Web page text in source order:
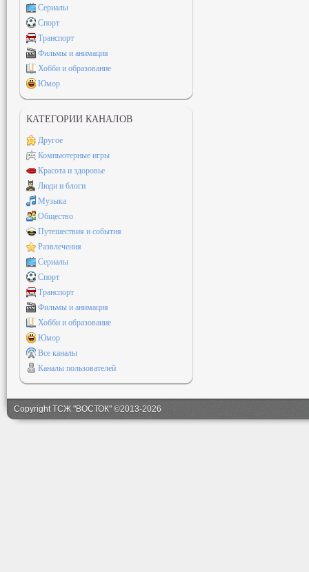
Сериалы
Спорт
Транспорт
Фильмы и анимация
Хобби и образование
Юмор
КАТЕГОРИИ КАНАЛОВ
Другое
Компьютерные игры
Красота и здоровье
Люди и блоги
Музыка
Общество
Путешествия и события
Развлечения
Сериалы
Спорт
Транспорт
Фильмы и анимация
Хобби и образование
Юмор
Все каналы
Каналы пользователей
Copyright ТСЖ "ВОСТОК" ©2013-2026